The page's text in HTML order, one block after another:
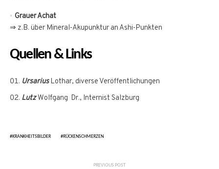
Grauer Achat
⇒ z.B. über Mineral-Akupunktur an Ashi-Punkten
Quellen & Links
Ursarius Lothar, diverse Veröffentlichungen
Lutz Wolfgang Dr., Internist Salzburg
KRANKHEITSBILDER RÜCKENSCHMERZEN
PREVIOUS POST